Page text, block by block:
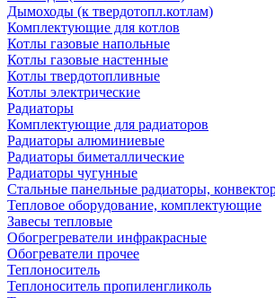
Дымоходы (к твердотопл.котлам)
Комплектующие для котлов
Котлы газовые напольные
Котлы газовые настенные
Котлы твердотопливные
Котлы электрические
Радиаторы
Комплектующие для радиаторов
Радиаторы алюминиевые
Радиаторы биметаллические
Радиаторы чугунные
Стальные панельные радиаторы,
Тепловое оборудование, комплектующие
Завесы тепловые
Обогрегреватели инфракрасные
Обогреватели прочее
Теплоноситель
Теплоноситель пропиленгликоль